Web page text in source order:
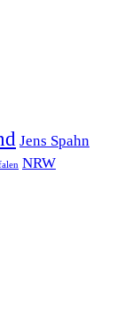
Jens Spahn
NRW